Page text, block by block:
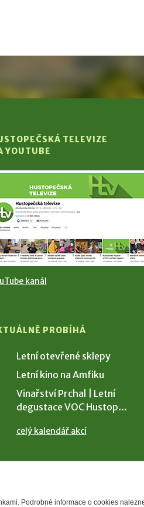
TELEVIZE
YOUTUBE
kanál
PROBÍHÁ
Letní otevřené sklepy
Letní kino na Amfiku
Vinařství Prchal | Letní
degustace VOC Hustop...
celý kalendář akcí
Podrobné informace o cookies